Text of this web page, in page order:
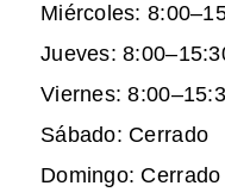
Miércoles:
Jueves:
Viernes:
Sábado: Cerrado
Domingo: Cerrado